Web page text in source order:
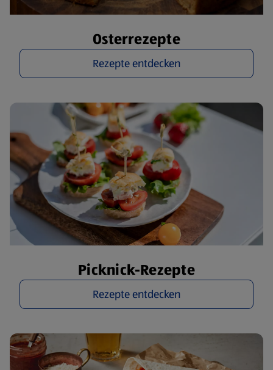
Osterrezepte
Rezepte entdecken
Picknick-Rezepte
Rezepte entdecken